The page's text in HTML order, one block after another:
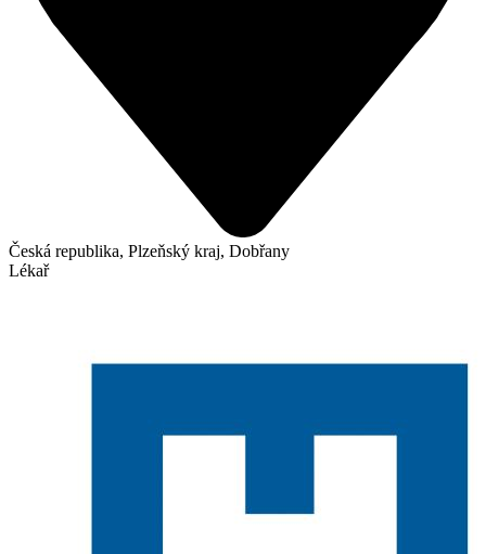
Česká republika, Plzeňský kraj, Dobřany
Lékař